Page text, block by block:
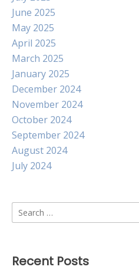
June 2025
May 2025
April 2025
March 2025
January 2025
December 2024
November 2024
October 2024
September 2024
August 2024
July 2024
Search
for:
Recent Posts